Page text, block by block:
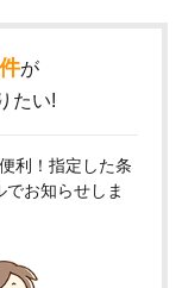
が
たい!
利！指定した条
お知らせしま